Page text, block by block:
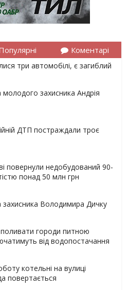
Коментарі
три автомобілі, є загиблий
захисника Андрія
ДТП постраждали троє
повернули недобудований 90-
понад 50 млн грн
Володимира Дичку
городи питною
від водопостачання
котельні на вулиці
повертається